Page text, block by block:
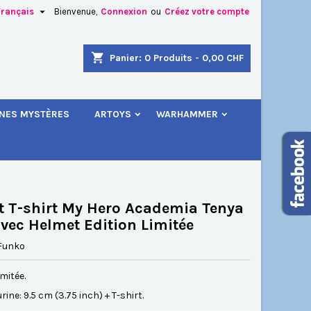
Bienvenue, Connexion ou Créez votre compte

shopping_cart Panier: 0 Produits - 0,00 CHF
MYSTÈRES ARTOYS WARHAMMER
T-shirt My Hero Academia Tenya
Helmet Edition Limitée
9.5 cm (3.75 inch) + T-shirt.